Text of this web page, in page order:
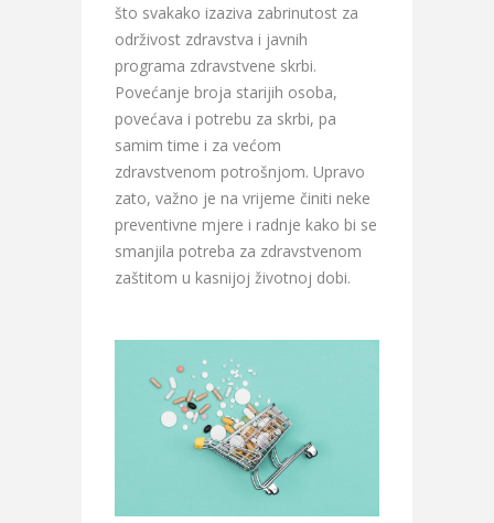
što svakako izaziva zabrinutost za
održivost zdravstva i javnih
programa zdravstvene skrbi.
Povećanje broja starijih osoba,
povećava i potrebu za skrbi, pa
samim time i za većom
zdravstvenom potrošnjom. Upravo
zato, važno je na vrijeme činiti neke
preventivne mjere i radnje kako bi se
smanjila potreba za zdravstvenom
zaštitom u kasnijoj životnoj dobi.